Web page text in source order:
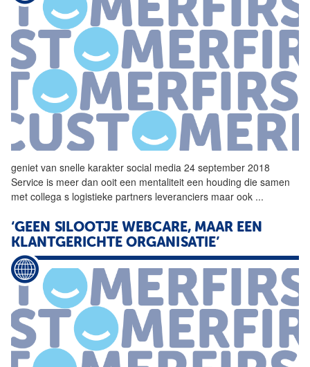
geniet van snelle karakter social media 24 september 2018
Service is meer dan ooit een mentaliteit een houding die samen
met collega s logistieke partners leveranciers maar ook ...
‘GEEN SILOOTJE WEBCARE, MAAR EEN
KLANTGERICHTE ORGANISATIE’